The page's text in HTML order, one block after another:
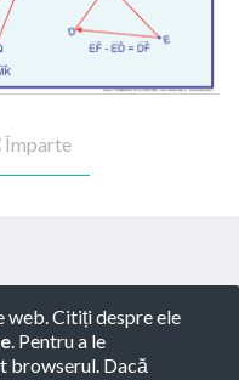
Împarte
web. Citiți despre ele
. Pentru a le
browserul. Dacă
SRL -Termeni de
-Consultanță